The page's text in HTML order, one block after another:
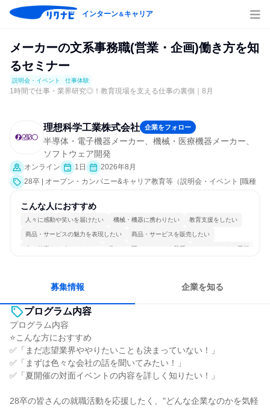
インターン＆キャリア
メーカーの文系事務職(営業・企画)働き方を知
るセミナー
説明会・イベント 仕事体験
1時間で仕事・業界研究◎！教育現場を支える仕事の裏側｜8月
理想科学工業株式会社 企業をフォロー
半導体・電子機器メーカー、機械・医療機器メーカー、
ソフトウェア開発
オンライン 1日
2026年8月
28卒 | オープン・カンパニー&キャリア教育等（説明会・イベント [職種
こんな人におすすめ
人々に感動や笑いを届けたい 機械・機器に携わりたい 教育支援をしたい
商品・サービスの魅力を表現したい 商品・サービスを販売したい
人の仕事をサポートしたい 穏やかで互いのペースを尊重 チームワークを重視
募集情報 企業を知る
プログラム内容
プログラム内容
⭐こんな方におすすめ
✅「まだ志望業界ややりたいことも決まっていない！」
✅「まずは色々な会社の話を聞いてみたい！」
✅「夏開催の対面イベントの内容を詳しく知りたい！」
28卒の皆さんの就職活動を応援したく、"どんな企業なのかを気軽